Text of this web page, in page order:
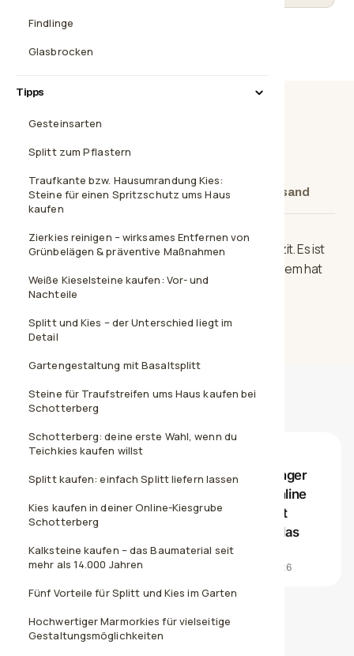
Findlinge
Glasbrocken
Tipps
Gesteinsarten
Splitt zum Pflastern
Traufkante bzw. Hausumrandung Kies:
Steine für einen Spritzschutz ums Haus
kaufen
Zierkies reinigen – wirksames Entfernen von
Grünbelägen & präventive Maßnahmen
Weiße Kieselsteine kaufen: Vor- und
Nachteile
Splitt und Kies – der Unterschied liegt im
Detail
Gartengestaltung mit Basaltsplitt
Steine für Traufstreifen ums Haus kaufen bei
Schotterberg
Schotterberg: deine erste Wahl, wenn du
Teichkies kaufen willst
Splitt kaufen: einfach Splitt liefern lassen
Kies kaufen in deiner Online-Kiesgrube
Schotterberg
Kalksteine kaufen – das Baumaterial seit
mehr als 14.000 Jahren
Fünf Vorteile für Splitt und Kies im Garten
Hochwertiger Marmorkies für vielseitige
Gestaltungsmöglichkeiten
Beschreibung Technische Daten
Steingröße Weitere Steingrößen Versand
Nass ist der Basalt schwarz, trocken eher anthrazit. Es ist
das dunkelste Material in unserem Sortiment, zudem hat
es eine tolle Korngröße.
Bewertungen unserer Kunden
★★★★★
Ich fand es angenehm, nicht erst mit Anhänger
zum Baustoffhändler fahren zu müssen. Online
ausgesucht, bestellt und bis vor die Einfahrt
geliefert. Für Privatleute mit wenig Zeit ist das
wirklich praktisch.
VERIFIZIERTER KAUF · TRUSTED SHOPS · 06.07.2026